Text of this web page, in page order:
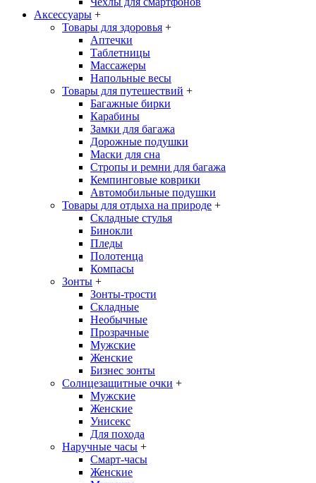
Аксессуары +
Товары для здоровья +
Аптечки
Таблетницы
Массажеры
Напольные весы
Товары для путешествий +
Багажные бирки
Карабины
Замки для багажа
Дорожные подушки
Маски для сна
Стропы и ремни для багажа
Кемпинговые коврики
Автомобильные подушки
Товары для отдыха на природе +
Складные стулья
Бинокли
Пледы
Полотенца
Компасы
Зонты +
Зонты-трости
Складные
Необычные
Прозрачные
Мужские
Женские
Бизнес зонты
Солнцезащитные очки +
Мужские
Женские
Унисекс
Для похода
Наручные часы +
Смарт-часы
Женские